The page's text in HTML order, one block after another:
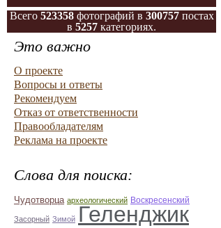
Всего 523358фотографий в 300757постах
в 5257 категориях.
Это важно
О проекте
Вопросы и ответы
Рекомендуем
Отказ от ответственности
Правообладателям
Реклама на проекте
Слова для поиска:
Чудотворца археологический Воскресенский
Засорный Зимой Геленджик